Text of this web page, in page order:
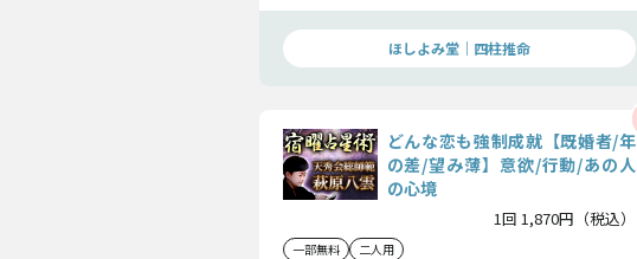
ほしよみ堂｜四柱推命
どんな恋も強制成就【既婚者/年
の差/望み薄】意欲/行動/あの人
の心境
1回 1,870円（税込）
一部無料 二人用